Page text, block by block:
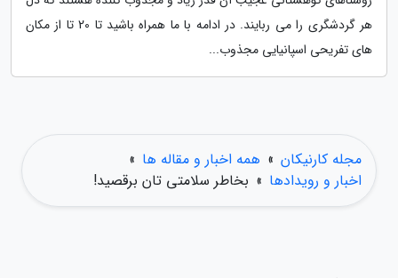
هر گردشگری را می ربایند. در ادامه با ما همراه باشید تا 20 تا از مکان
های تفریحی اسپانیایی مجذوب...
مجله کارنیکان » همه اخبار و مقاله ها »
اخبار و رویدادها » بخاطر سلامتی تان برقصید!